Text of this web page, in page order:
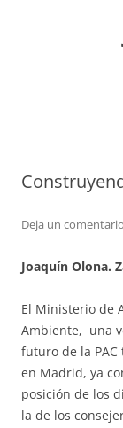
Deja un comentario
Joaquín Olona.
El Ministerio de
Ambiente, una
futuro de la PAC
en Madrid, ya
posición de los
la de los